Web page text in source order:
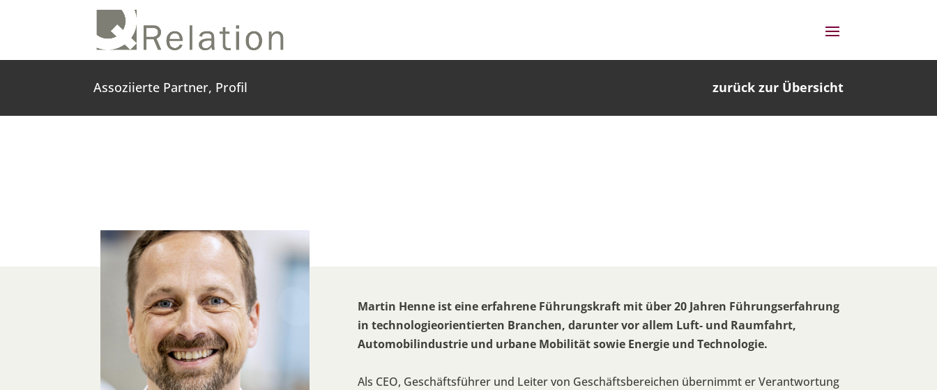
Assoziierte Partner, Profil zurück zur Übersicht
Martin Henne ist eine erfahrene Führungskraft mit über 20 Jahren Führungserfahrung
in technologieorientierten Branchen, darunter vor allem Luft- und Raumfahrt,
Automobilindustrie und urbane Mobilität sowie Energie und Technologie.
Als CEO, Geschäftsführer und Leiter von Geschäftsbereichen übernimmt er Verantwortung